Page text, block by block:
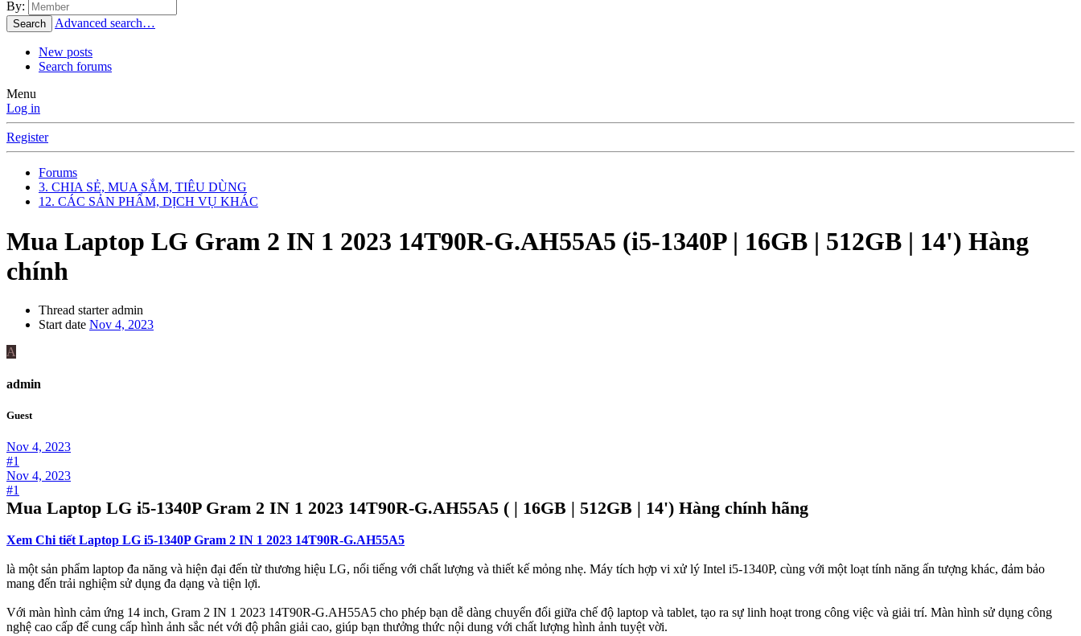
By:
Search Advanced search…
New posts
Search forums
Menu
Log in
Register
Forums
3. CHIA SẺ, MUA SẮM, TIÊU DÙNG
12. CÁC SẢN PHẨM, DỊCH VỤ KHÁC
Mua Laptop LG Gram 2 IN 1 2023 14T90R-G.AH55A5 (i5-1340P | 16GB | 512GB | 14') Hàng
chính
Thread starter admin
Start date Nov 4, 2023
A
admin
Guest
Nov 4, 2023
#1
Nov 4, 2023
#1
Mua Laptop LG i5-1340P Gram 2 IN 1 2023 14T90R-G.AH55A5 ( | 16GB | 512GB | 14') Hàng chính hãng
Xem Chi tiết Laptop LG i5-1340P Gram 2 IN 1 2023 14T90R-G.AH55A5
là một sản phẩm laptop đa năng và hiện đại đến từ thương hiệu LG, nổi tiếng với chất lượng và thiết kế mỏng nhẹ. Máy tích hợp vi xử lý Intel i5-1340P, cùng với một loạt tính năng ấn tượng khác, đảm bảo
mang đến trải nghiệm sử dụng đa dạng và tiện lợi.
Với màn hình cảm ứng 14 inch, Gram 2 IN 1 2023 14T90R-G.AH55A5 cho phép bạn dễ dàng chuyển đổi giữa chế độ laptop và tablet, tạo ra sự linh hoạt trong công việc và giải trí. Màn hình sử dụng công
nghệ cao cấp để cung cấp hình ảnh sắc nét với độ phân giải cao, giúp bạn thưởng thức nội dung với chất lượng hình ảnh tuyệt vời.